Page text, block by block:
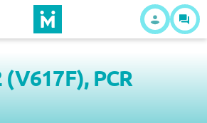
PCR